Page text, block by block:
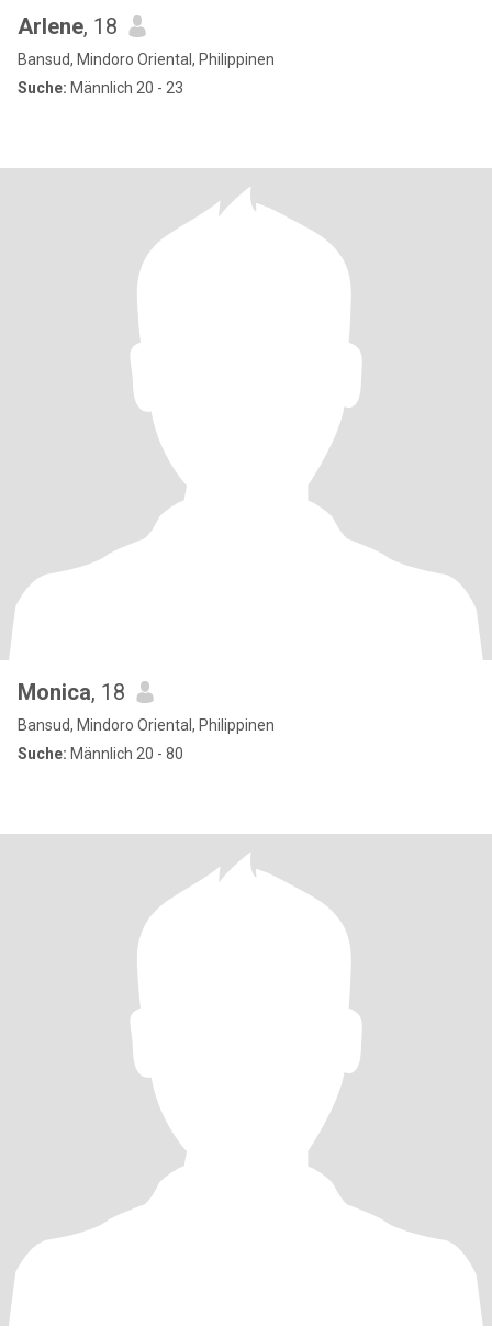
Arlene, 18
Bansud, Mindoro Oriental, Philippinen
Suche: Männlich 20 - 23
Monica, 18
Bansud, Mindoro Oriental, Philippinen
Suche: Männlich 20 - 80